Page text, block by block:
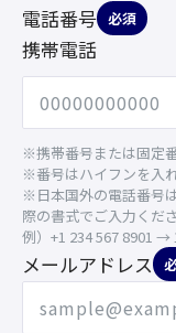
電話番号 必須
携帯電話
※携帯番号または固定
※番号はハイフンを入
※日本国外の電話番号
際の書式でご入力くだ
例）+1 234 567 8901 →
メールアドレス